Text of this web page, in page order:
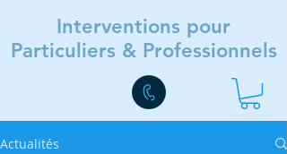
Interventions pour
Particuliers & Professionnels
Actualités